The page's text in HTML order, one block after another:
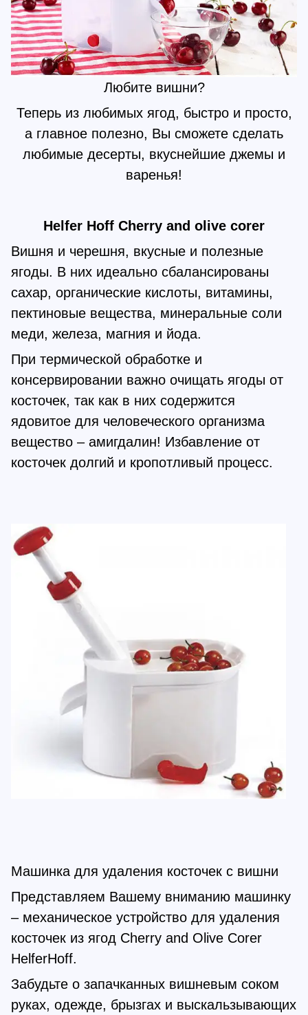
Любите вишни?
Теперь из любимых ягод, быстро и просто,
а главное полезно, Вы сможете сделать
любимые десерты, вкуснейшие джемы и
варенья!
Helfer Hoff Cherry and olive corer
Вишня и черешня, вкусные и полезные
ягоды. В них идеально сбалансированы
сахар, органические кислоты, витамины,
пектиновые вещества, минеральные соли
меди, железа, магния и йода.
При термической обработке и
консервировании важно очищать ягоды от
косточек, так как в них содержится
ядовитое для человеческого организма
вещество – амигдалин! Избавление от
косточек долгий и кропотливый процесс.
Машинка для удаления косточек с вишни
Представляем Вашему вниманию машинку
– механическое устройство для удаления
косточек из ягод Cherry and Olive Corer
HelferHoff.
Забудьте о запачканных вишневым соком
руках, одежде, брызгах и выскальзывающих